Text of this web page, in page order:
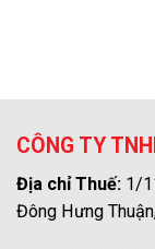
CÔNG TY
Địa chỉ Thuế: 1/
Đông Hưng